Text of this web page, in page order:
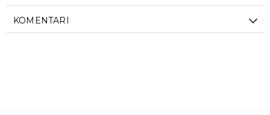
KOMENTARI